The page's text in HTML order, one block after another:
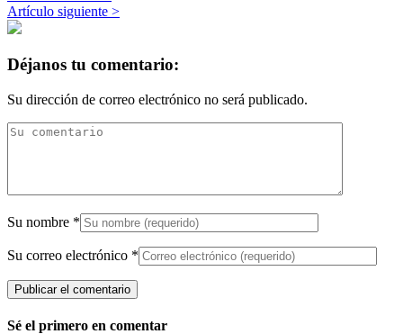
Artículo siguiente >
Déjanos tu comentario:
Su dirección de correo electrónico no será publicado.
Su nombre *
Su correo electrónico *
Sé el primero en comentar